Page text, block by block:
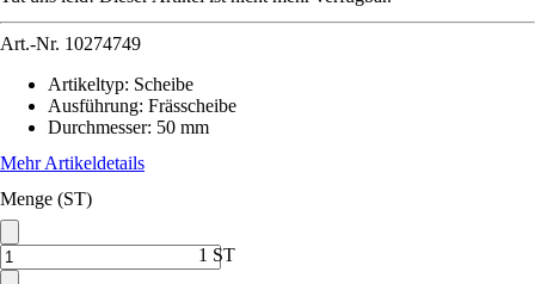
Art.-Nr. 10274749
Artikeltyp: Scheibe
Ausführung: Frässcheibe
Durchmesser: 50 mm
Mehr Artikeldetails
Menge (ST)
1 ST